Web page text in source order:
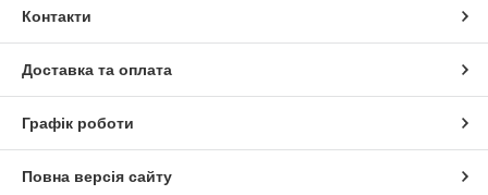
Контакти
Доставка та оплата
Графік роботи
Повна версія сайту